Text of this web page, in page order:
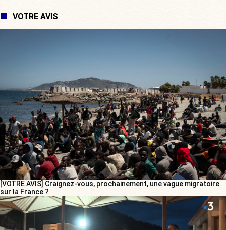
VOTRE AVIS
[VOTRE AVIS] Craignez-vous, prochainement, une vague migratoire
sur la France ?